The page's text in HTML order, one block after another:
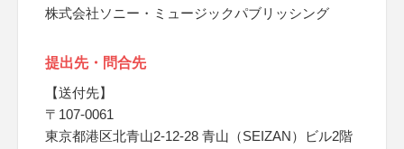
株式会社ソニー・ミュージックパブリッシング
提出先・問合先
【送付先】
〒107-0061
東京都港区北青山2-12-28 青山（SEIZAN）ビル2階